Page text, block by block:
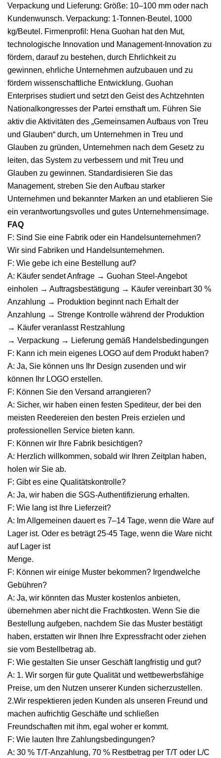
Verpackung und Lieferung: Größe: 10–100 mm oder nach
Kundenwunsch. Verpackung: 1-Tonnen-Beutel, 1000
kg/Beutel. Firmenprofil: Hena Guohan hat den Mut,
technologische Innovation und Management-Innovation zu
fördern, darauf zu bestehen, durch Ehrlichkeit zu
gewinnen, ehrliche Unternehmen aufzubauen und zu
fördern wissenschaftliche Entwicklung. Guohan
Enterprises studiert und setzt den Geist des Achtzehnten
Nationalkongresses der Partei ernsthaft um. Führen Sie
aktiv die Aktivitäten des „Gemeinsamen Aufbaus von Treu
und Glauben“ durch, um Unternehmen in Treu und
Glauben zu gründen, Unternehmen nach dem Gesetz zu
leiten, das System zu verbessern und mit Treu und
Glauben zu gewinnen. Standardisieren Sie das
Management, streben Sie den Aufbau starker
Unternehmen und bekannter Marken an und etablieren Sie
ein verantwortungsvolles und gutes Unternehmensimage.
FAQ
F: Sind Sie eine Fabrik oder ein Handelsunternehmen?
Wir sind Fabriken und Handelsunternehmen.
F: Wie gebe ich eine Bestellung auf?
A: Käufer sendet Anfrage → Guohan Steel-Angebot
einholen → Auftragsbestätigung → Käufer vereinbart 30 %
Anzahlung → Produktion beginnt nach Erhalt der
Anzahlung → Strenge Kontrolle während der Produktion
→ Käufer veranlasst Restzahlung
→ Verpackung → Lieferung gemäß Handelsbedingungen
F: Kann ich mein eigenes LOGO auf dem Produkt haben?
A: Ja, Sie können uns Ihr Design zusenden und wir
können Ihr LOGO erstellen.
F: Können Sie den Versand arrangieren?
A: Sicher, wir haben einen festen Spediteur, der bei den
meisten Reedereien den besten Preis erzielen und
professionellen Service bieten kann.
F: Können wir Ihre Fabrik besichtigen?
A: Herzlich willkommen, sobald wir Ihren Zeitplan haben,
holen wir Sie ab.
F: Gibt es eine Qualitätskontrolle?
A: Ja, wir haben die SGS-Authentifizierung erhalten.
F: Wie lang ist Ihre Lieferzeit?
A: Im Allgemeinen dauert es 7–14 Tage, wenn die Ware auf
Lager ist. Oder es beträgt 25-45 Tage, wenn die Ware nicht
auf Lager ist
Menge.
F: Können wir einige Muster bekommen? Irgendwelche
Gebühren?
A: Ja, wir könnten das Muster kostenlos anbieten,
übernehmen aber nicht die Frachtkosten. Wenn Sie die
Bestellung aufgeben, nachdem Sie das Muster bestätigt
haben, erstatten wir Ihnen Ihre Expressfracht oder ziehen
sie vom Bestellbetrag ab.
F: Wie gestalten Sie unser Geschäft langfristig und gut?
A: 1. Wir sorgen für gute Qualität und wettbewerbsfähige
Preise, um den Nutzen unserer Kunden sicherzustellen.
2.Wir respektieren jeden Kunden als unseren Freund und
machen aufrichtig Geschäfte und schließen
Freundschaften mit ihm, egal woher er kommt.
F: Wie lauten Ihre Zahlungsbedingungen?
A: 30 % T/T-Anzahlung, 70 % Restbetrag per T/T oder L/C